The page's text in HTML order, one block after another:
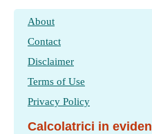
About
Contact
Disclaimer
Terms of Use
Privacy Policy
Calcolatrici in